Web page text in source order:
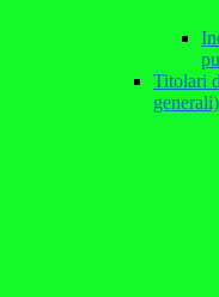
Titolari
generali)